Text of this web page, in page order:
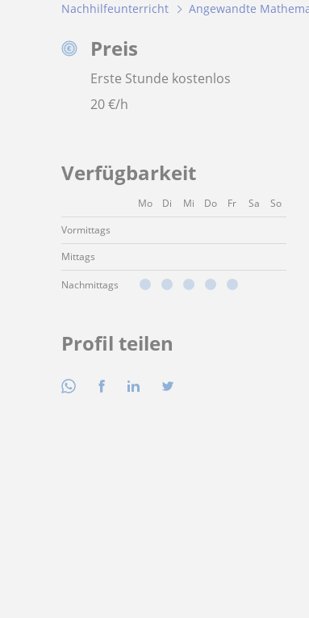
Nachhilfeunterricht Angewandte
Preis
Erste Stunde kostenlos
20€/h
Verfügbarkeit
Mo Di Mi Do Fr Sa
So
Vormittags
Mittags
Nachmittags
Profil teilen